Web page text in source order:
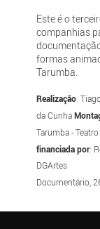
Este é o
companhias
formas
Tarumba.
Realização:
da Cunha
Tarumba -
financiada por:
DGArtes
Documentário,